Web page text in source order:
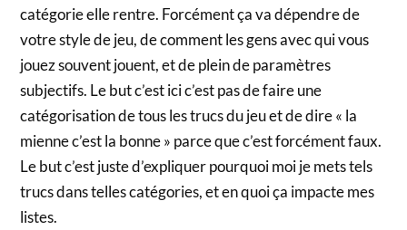
catégorie elle rentre. Forcément ça va dépendre de
votre style de jeu, de comment les gens avec qui vous
jouez souvent jouent, et de plein de paramètres
subjectifs. Le but c’est ici c’est pas de faire une
catégorisation de tous les trucs du jeu et de dire « la
mienne c’est la bonne » parce que c’est forcément faux.
Le but c’est juste d’expliquer pourquoi moi je mets tels
trucs dans telles catégories, et en quoi ça impacte mes
listes.